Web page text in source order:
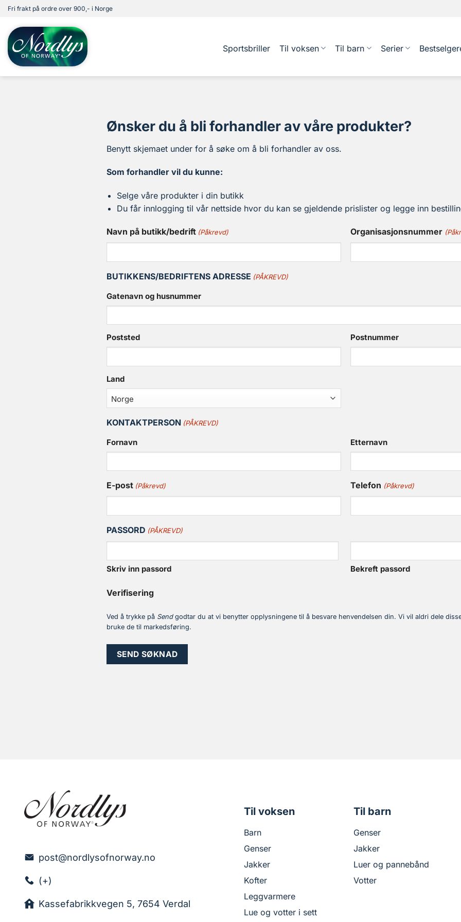
Skip
content
Fri frakt på ordre over 900,- i Norge
Sportsbriller Til voksen Til barn Serier
Ønsker du å bli forhandler av våre produkter?
Benytt skjemaet under for å søke om å bli forhandler av oss.
Som forhandler vil du kunne:
Selge våre produkter i din butikk
Du får innlogging til vår nettside hvor du kan se gjeldende prislister og legge inn
Navn på butikk/bedrift (Påkrevd) Organisasjonsnummer
BUTIKKENS/BEDRIFTENS ADRESSE (PÅKREVD)
Gatenavn og husnummer
Poststed Postnummer
Land
KONTAKTPERSON (PÅKREVD)
Fornavn Etternavn
E-post (Påkrevd) Telefon (Påkrevd)
PASSORD (PÅKREVD)
Skriv inn passord Bekreft passord
Verifisering
Ved å trykke på Sendgodtar du at vi benytter opplysningene til å besvare henvendelsen din. Vi vil aldri dele
bruke de til markedsføring.
post@nordlysofnorway.no
(+)
Kassefabrikkvegen 5, 7654 Verdal
Til voksen
Barn
Genser
Jakker
Kofter
Leggvarmere
Lue og votter i sett
Til barn
Genser
Jakker
Luer og pannebånd
Votter